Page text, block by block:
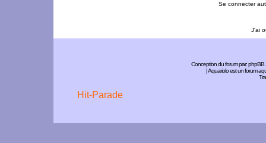
Se connecter
J'ai
Conception du forum par:phpBB
| Aquariolo est un forum